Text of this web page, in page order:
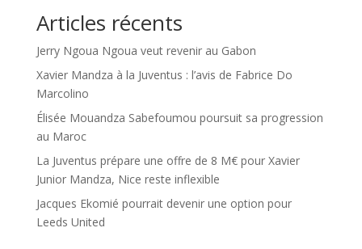
Articles récents
Jerry Ngoua Ngoua veut revenir au Gabon
Xavier Mandza à la Juventus : l’avis de Fabrice Do
Marcolino
Élisée Mouandza Sabefoumou poursuit sa progression
au Maroc
La Juventus prépare une offre de 8 M€ pour Xavier
Junior Mandza, Nice reste inflexible
Jacques Ekomié pourrait devenir une option pour
Leeds United